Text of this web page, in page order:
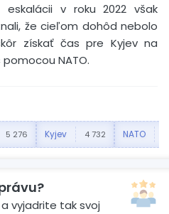
eskalácii v roku 2022 však
že cieľom dohôd nebolo
získať čas pre Kyjev na
NATO.
5 276 Kyjev 4 732 NATO
vyjadrite tak svoj